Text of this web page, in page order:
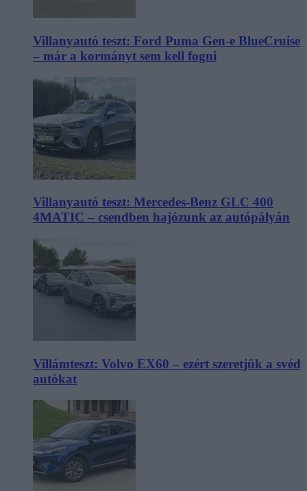
Villanyautó teszt: Ford Puma Gen-e BlueCruise
– már a kormányt sem kell fogni
Villanyautó teszt: Mercedes-Benz GLC 400
4MATIC – csendben hajózunk az autópályán
Villámteszt: Volvo EX60 – ezért szeretjük a svéd
autókat